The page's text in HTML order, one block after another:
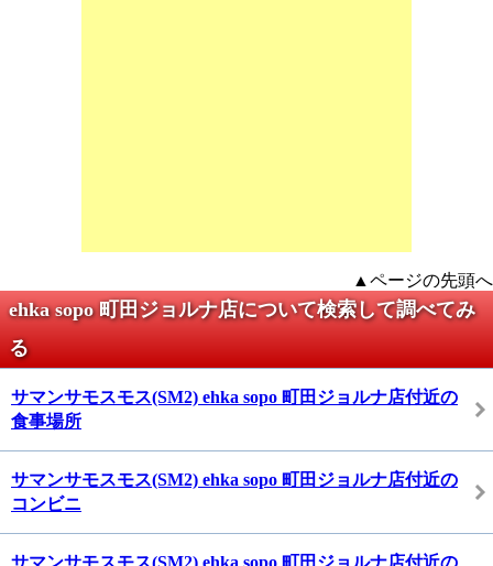
▲ページの先頭へ
ehka sopo 町田ジョルナ店について検索して調べてみ
る
サマンサモスモス(SM2) ehka sopo 町田ジョルナ店付近の
食事場所
サマンサモスモス(SM2) ehka sopo 町田ジョルナ店付近の
コンビニ
サマンサモスモス(SM2) ehka sopo 町田ジョルナ店付近の